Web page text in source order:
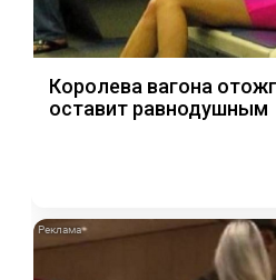
Королева вагона
оставит равнодушным